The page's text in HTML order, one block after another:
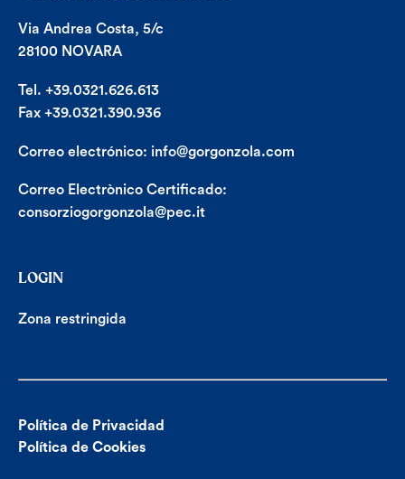
Via Andrea Costa, 5/c
28100 NOVARA
Tel. +39.0321.626.613
Fax +39.0321.390.936
Correo electrónico: info@gorgonzola.com
Correo Electrònico Certificado:
consorziogorgonzola@pec.it
LOGIN
Zona restringida
Política de Privacidad
Política de Cookies